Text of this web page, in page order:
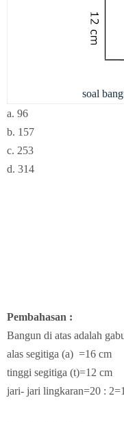
soal
a. 96
b. 157
c. 253
d. 314
Pembahasan :
Bangun di atas adalah
alas segitiga (a) =16 cm
tinggi segitiga (t)=12 cm
jari- jari lingkaran=20 :